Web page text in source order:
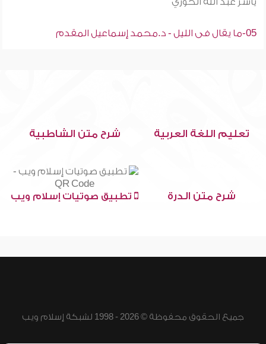
05-ما يقال فى الليل - د.محمد إسماعيل المقدم
تعليم اللغة العربية شرح متن الشاطبية
شرح متن الدرة تطبيق صوتيات إسلام ويب
جميع الحقوق محفوظة © 2026 - 1998 لشبكة إسلام ويب